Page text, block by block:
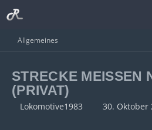
Allgemeines
STRECKE MEISSEN
(PRIVAT)
Lokomotive1983 30. Oktober